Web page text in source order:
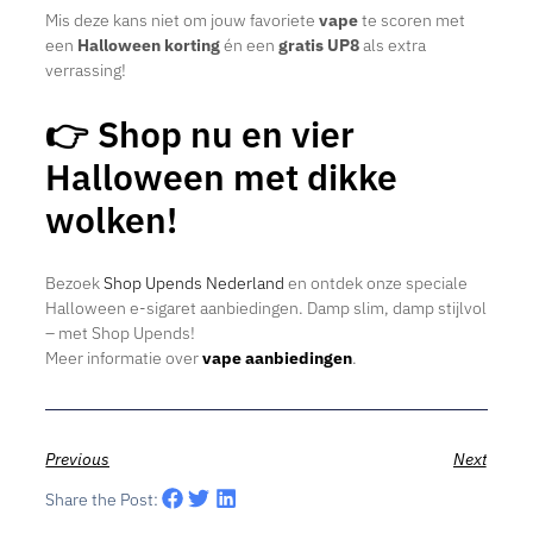
Mis deze kans niet om jouw favorietevapete scoren met
een Halloween kortingén eengratis UP8als extra
verrassing!
👉 Shop nu en vier
Halloween met dikke
wolken!
BezoekShop Upends Nederland en ontdek onze speciale
Halloween e-sigaret aanbiedingen. Damp slim, damp stijlvol
– met Shop Upends!
Meer informatie overvape aanbiedingen.
Previous
Next
Share the Post: